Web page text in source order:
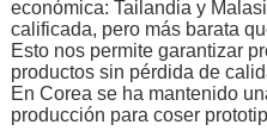
económica: Tailandia y
calificada, pero más barata
Esto nos permite garantizar
productos sin pérdida de
En Corea se ha mantenido
producción para coser